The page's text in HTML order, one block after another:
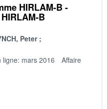
HIRLAM-B -
B
Peter
ligne: mars 2016
Affaire